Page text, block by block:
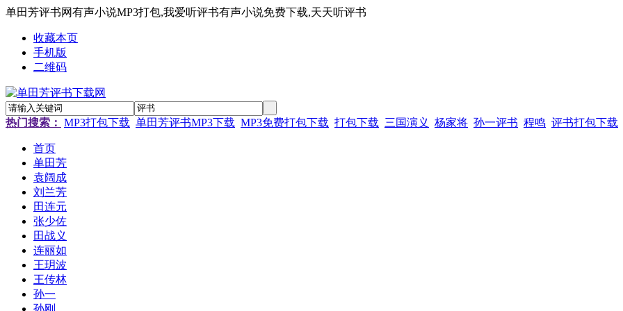
单田芳评书网有声小说MP3打包,我爱听评书有声小说免费下载,天天听评书
收藏本页
手机版
二维码
热门搜索： MP3打包下载 单田芳评书MP3下载 MP3免费打包下载 打包下载 三国演义 杨家将 孙一评书 程鸣 评书打包下载
首页
单田芳
袁阔成
刘兰芳
田连元
张少佐
田战义
连丽如
王玥波
王传林
孙一
孙刚